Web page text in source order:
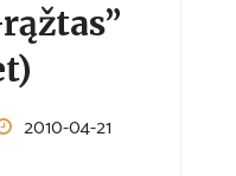
2010-04-21